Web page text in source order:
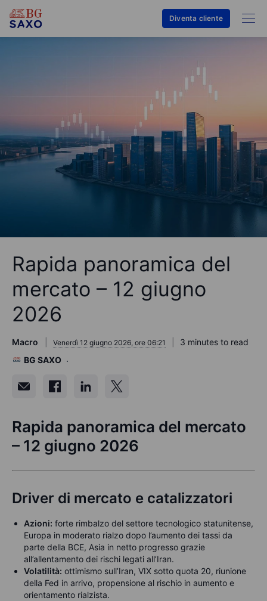
Diventa cliente
Rapida panoramica del
mercato – 12 giugno
2026
Macro Venerdì 12 giugno 2026, ore 06:21
3 minutes to read
BG SAXO
Rapida panoramica del mercato
– 12 giugno 2026
Driver di mercato e catalizzatori
Azioni: forte rimbalzo del settore tecnologico statunitense,
Europa in moderato rialzo dopo l’aumento dei tassi da
parte della BCE, Asia in netto progresso grazie
all’allentamento dei rischi legati all’Iran.
Volatilità: ottimismo sull’Iran, VIX sotto quota 20, riunione
della Fed in arrivo, propensione al rischio in aumento e
orientamento rialzista.